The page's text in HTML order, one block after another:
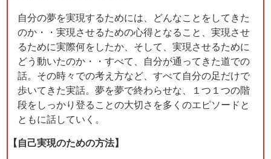
自分の夢を実現するためには、どんなことをしてきた
のか・・実現させるための心得となること、実現させ
るために実際何をしたか、そして、実現させるために
どう動いたのか・・すべて、自分が通ってきた道での
話。その時々での考え方など、すべて自分の足だけで
歩いてきた実話。夢を夢で終わらせな、１つ１つの階
段をしっかり登ることの大切さを多くのエピソードと
ともに話していく。
【自己実現のための方法】